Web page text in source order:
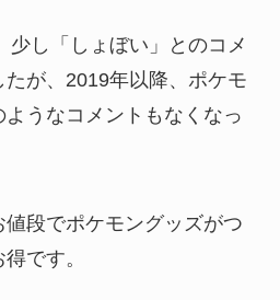
少し「しょぼい」とのコメ
が、2019年以降、ポケモ
うなコメントもなくなっ
値段でポケモングッズがつ
です。